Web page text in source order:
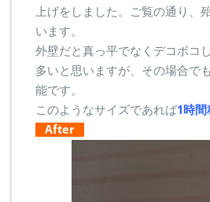
上げをしました。ご覧の通り、
います。
外壁だと真っ平でなくデコボコ
多いと思いますが、その場合で
能です。
このようなサイズであれば1時
After